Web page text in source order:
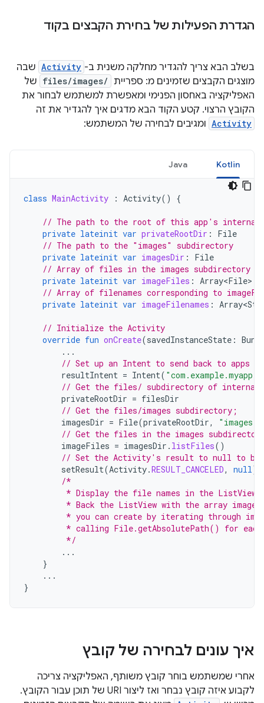
הגדרת הפעילות של בחירת הקבצים בקוד
בשלב הבא צריך להגדיר מחלקה משנית ב- Activity שבה
מוצגים הקבצים שזמינים מ: ספריית files/images/ של
האפליקציה באחסון הפנימי ומאפשרת למשתמש לבחור את
הקובץ הרצוי. קטע הקוד הבא מדגים איך להגדיר את זה
Activity ומגיבים לבחירה של המשתמש:
Kotlin
Java
class MainActivity : Activity() {
// The path to the root of this app's internal
private lateinit var privateRootDir :
File
// The path to the "images" subdirectory
private lateinit var imagesDir :
File
// Array of files in the images subdirectory
private lateinit var imageFiles : Array<File>
// Array of filenames corresponding to
private lateinit var imageFilenames :
// Initialize the Activity
override fun onCreate(savedInstanceState :
...
// Set up an Intent to send back to apps
resultIntent = Intent(
// Get the files/ subdirectory of internal
privateRootDir = filesDir
// Get the files/images subdirectory;
imagesDir = File(privateRootDir, "images"
// Get the files in the images
imageFiles = imagesDir . listFiles()
// Set the Activity's result to null to
setResult(Activity.RESULT_CANCELED, null)
/*
* Display the file names in the ListView
* Back the ListView with the array
* you can create by iterating through
* calling File.getAbsolutePath() for
         */
...
}
...
}
איך עונים לבחירה של קובץ
אחרי שמשתמש בוחר קובץ משותף, האפליקציה צריכה
לקבוע איזה קובץ נבחר ואז ליצור URI של תוכן עבור הקובץ.